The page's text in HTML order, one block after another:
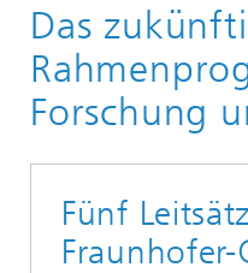
Institute und
Europa
Brüssel / EU
Das
Forschung
Fünf
Fraunhofer-